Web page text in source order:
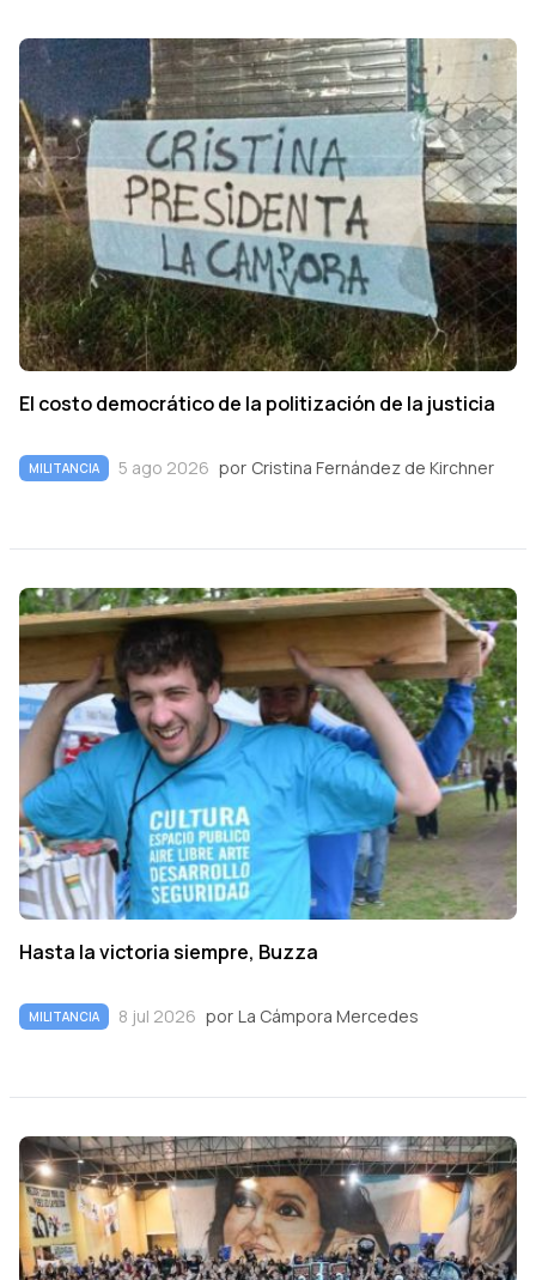
El costo democrático de la politización de la justicia
MILITANCIA 5 ago 2026 por Cristina Fernández de Kirchner
Hasta la victoria siempre, Buzza
MILITANCIA 8 jul 2026 por La Cámpora Mercedes